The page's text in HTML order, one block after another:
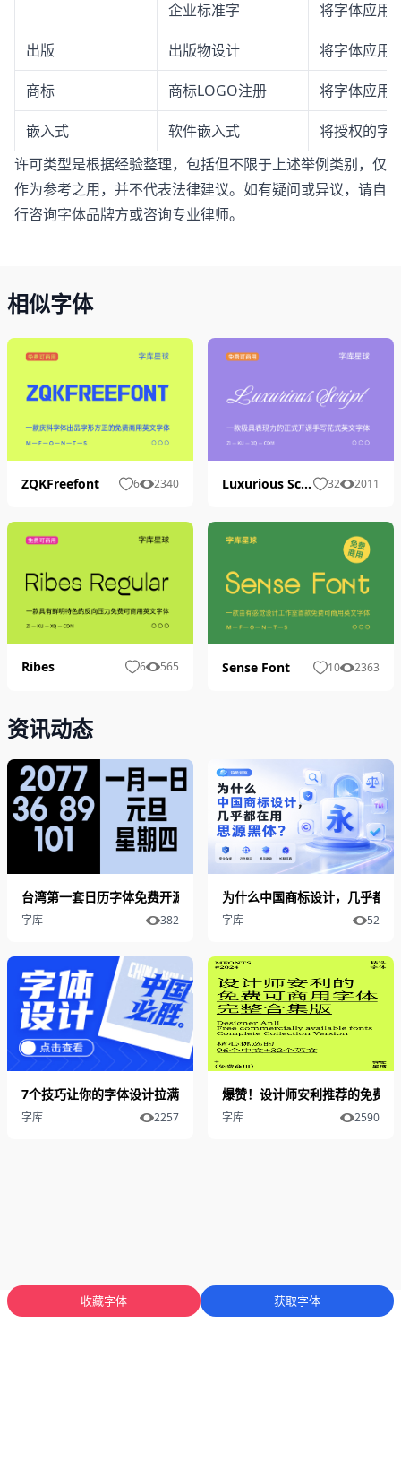
企业标准字 将字体应用
出版 出版物设计 将字体应用
商标 商标LOGO注册 将字体应用
嵌入式 软件嵌入式
将授权的字
许可类型是根据经验整理，包括但不限于上述举例类别，仅
作为参考之用，并不代表法律建议。如有疑问或异议，请自
行咨询字体品牌方或咨询专业律师。
相似字体
ZQKFreefont 6 2340 Luxurious Script 32 2011
Ribes 6 565 Sense Font 10 2363
资讯动态
台湾第一套日历字体免费开源下载
字库 382
为什么中国商标设计，几乎都
字库 52
7个技巧让你的字体设计拉满细节感！
字库 2257
爆赞！设计师安利推荐的免费
字库 2590
收藏字体 获取字体